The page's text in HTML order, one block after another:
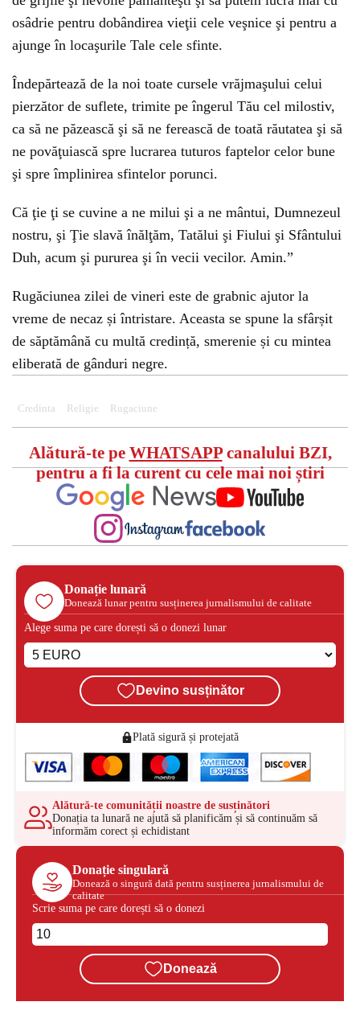
osâdrie pentru dobândirea vieţii cele veşnice şi pentru a
ajunge în locaşurile Tale cele sfinte.
Îndepărtează de la noi toate cursele vrăjmaşului celui
pierzător de suflete, trimite pe îngerul Tău cel milostiv,
ca să ne păzească şi să ne ferească de toată răutatea şi să
ne povăţuiască spre lucrarea tuturos faptelor celor bune
şi spre împlinirea sfintelor porunci.
Că ţie ţi se cuvine a ne milui şi a ne mântui, Dumnezeul
nostru, şi Ţie slavă înălţăm, Tatălui şi Fiului şi Sfântului
Duh, acum şi pururea şi în vecii vecilor. Amin.”
Rugăciunea zilei de vineri este de grabnic ajutor la
vreme de necaz și întristare. Aceasta se spune la sfârșit
de săptămână cu multă credință, smerenie și cu mintea
eliberată de gânduri negre.
Credinta Religie Rugaciune
Alătură-te pe WHATSAPPcanalului BZI,
pentru a fi la curent cu cele mai noi știri
Donație lunară
Donează lunar pentru susținerea jurnalismului de calitate
Alege suma pe care dorești să o donezi lunar
Devino susținător
Plată sigură și protejată
Alătură-te comunității noastre de susținători
Donația ta lunară ne ajută să planificăm și să continuăm să
informăm corect și echidistant
Donație singulară
Donează o singură dată pentru susținerea jurnalismului de
calitate
Scrie suma pe care dorești să o donezi
Donează